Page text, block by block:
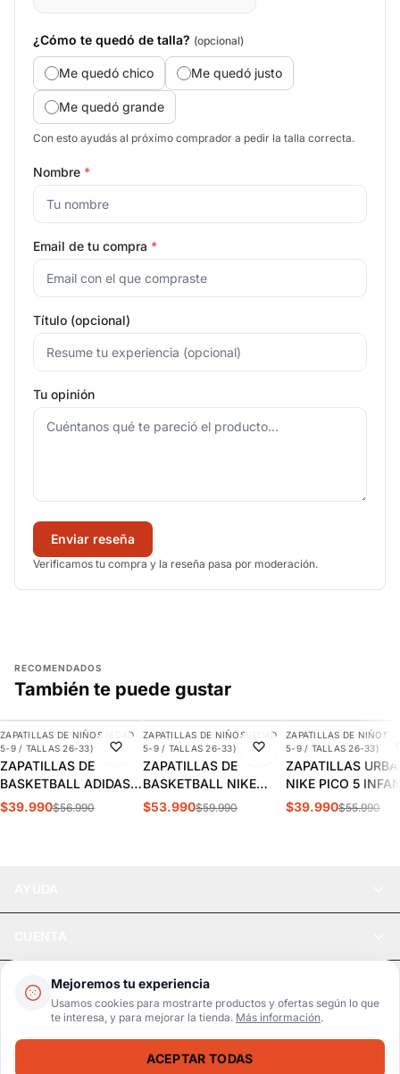
Mejoremos tu experiencia
Usamos cookies para mostrarte productos y ofertas según lo que
te interesa, y para mejorar la tienda. Más información.
ACEPTAR TODAS
¿Cómo te quedó de talla? (opcional)
Me quedó chico Me quedó justo
Me quedó grande
Con esto ayudás al próximo comprador a pedir la talla correcta.
Nombre *
Email de tu compra *
Título (opcional)
Tu opinión
Enviar reseña
Verificamos tu compra y la reseña pasa por moderación.
RECOMENDADOS
También te puede gustar
-30%
AGREGAR
ZAPATILLAS DE NIÑOS (EDAD
5-9 / TALLAS 26-33)
ZAPATILLAS DE
BASKETBALL ADIDAS
CROSS EM UP 5K
$39.990$56.990
-10%
AGREGAR
ZAPATILLAS DE NIÑOS (EDAD
5-9 / TALLAS 26-33)
ZAPATILLAS DE
BASKETBALL NIKE
TEAM HUSTLE D 12 PS
$53.990$59.990
-29%
ZAPATILLAS DE NIÑOS
5-9 / TALLAS 26-33)
ZAPATILLAS
NIKE PICO 5
AR4161-100
$39.990$55.990
LEGAL
Pago seguro SSL / Datos protegidos
Realsport © 2026